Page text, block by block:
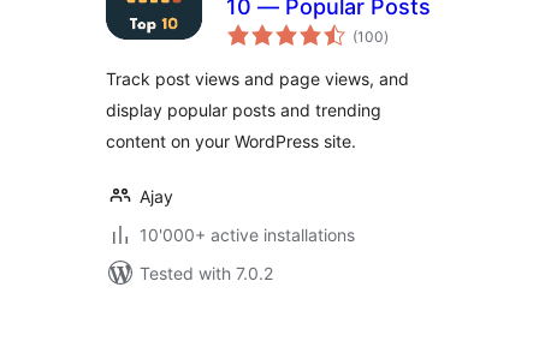
10 — Popular Posts
(100total
ratings
)
Track post views and page views, and
display popular posts and trending
content on your WordPress site.
Ajay
10'000+ active installations
Tested with 7.0.2